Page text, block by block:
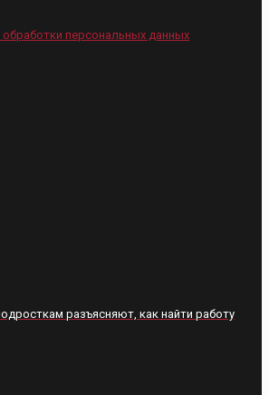
персональных данных
разъясняют, как найти работу